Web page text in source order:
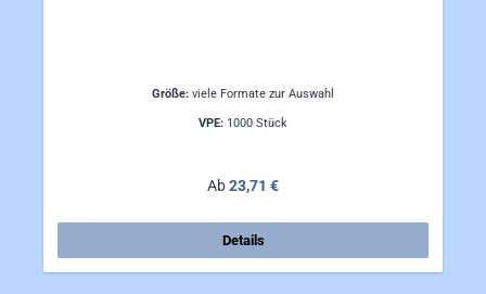
Größe: viele Formate zur Auswahl
VPE: 1000 Stück
Regulärer Preis:
Ab23,71 €
Details